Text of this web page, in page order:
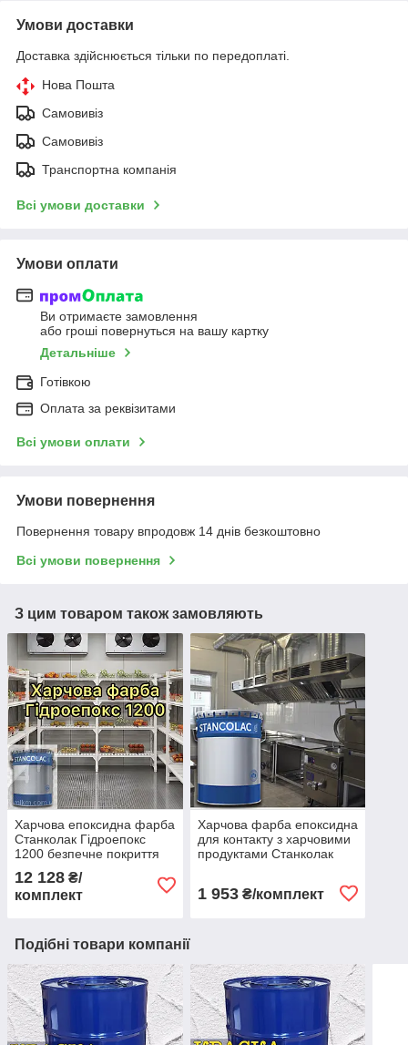
Умови доставки
Доставка здійснюється тільки по передоплаті.
Нова Пошта
Самовивіз
Самовивіз
Транспортна компанія
Всі умови доставки
Умови оплати
Ви отримаєте замовлення
або гроші повернуться на вашу картку
Детальніше
Готівкою
Оплата за реквізитами
Всі умови оплати
Умови повернення
Повернення товару впродовж 14 днів безкоштовно
Всі умови повернення
З цим товаром також замовляють
Харчова епоксидна фарба
Станколак Гідроепокс
1200 безпечне покриття
12,5кг
12 128 ₴/
комплект
Харчова фарба епоксидна
для контакту з харчовими
продуктами Станколак
1 953₴/комплект
Подібні товари компанії